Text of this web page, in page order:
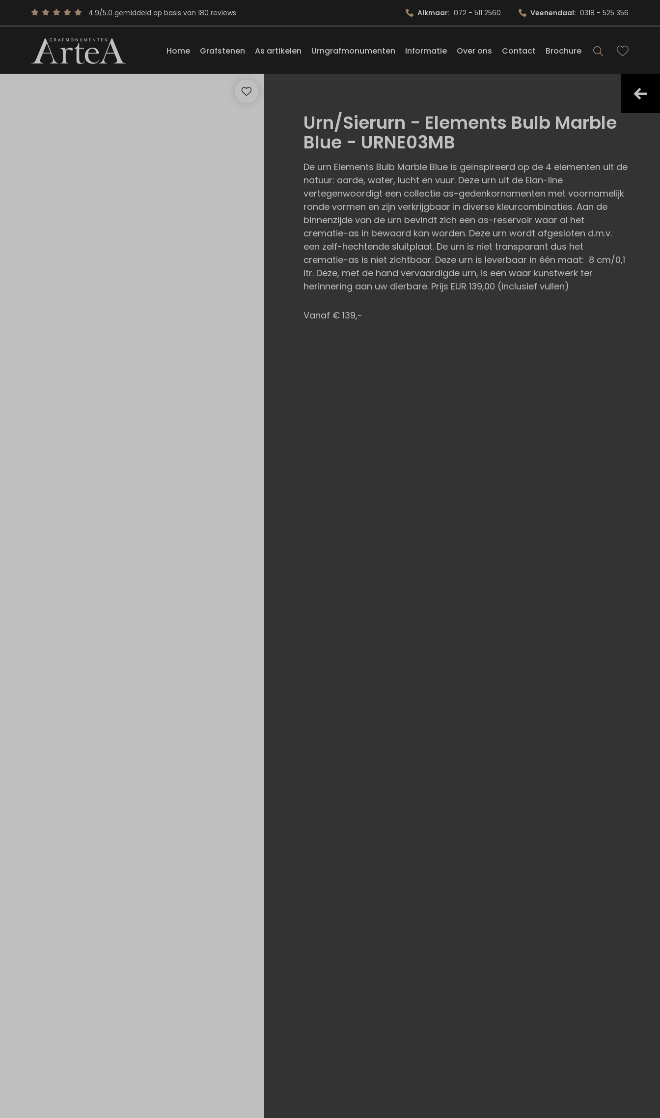
Home Grafstenen As artikelen Urngrafmonumenten Informatie Over ons Contact Brochure
4.9/5.0 gemiddeld op basis van 180 reviews Alkmaar: 072 - 511 2560 Veenendaal: 0318 - 525 356
Urn/Sierurn - Elements Bulb Marble
Blue - URNE03MB
De urn Elements Bulb Marble Blue is geïnspireerd op de 4 elementen uit de
natuur: aarde, water, lucht en vuur. Deze urn uit de Elan-line
vertegenwoordigt een collectie as-gedenkornamenten met voornamelijk
ronde vormen en zijn verkrijgbaar in diverse kleurcombinaties. Aan de
binnenzijde van de urn bevindt zich een as-reservoir waar al het
crematie-as in bewaard kan worden. Deze urn wordt afgesloten d.m.v.
een zelf-hechtende sluitplaat. De urn is niet transparant dus het
crematie-as is niet zichtbaar. Deze urn is leverbaar in één maat: 8 cm/0,1
ltr. Deze, met de hand vervaardigde urn, is een waar kunstwerk ter
herinnering aan uw dierbare. Prijs EUR 139,00 (inclusief vullen)
Vanaf € 139,-